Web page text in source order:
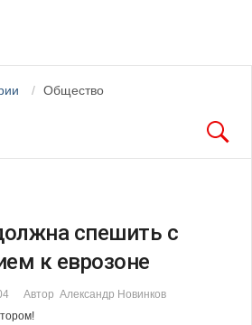
Общество
спешить с
к еврозоне
Автор Александр Новинков